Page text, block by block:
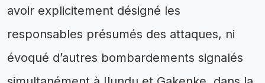
avoir explicitement désigné les
responsables présumés des attaques, ni
évoqué d’autres bombardements signalés